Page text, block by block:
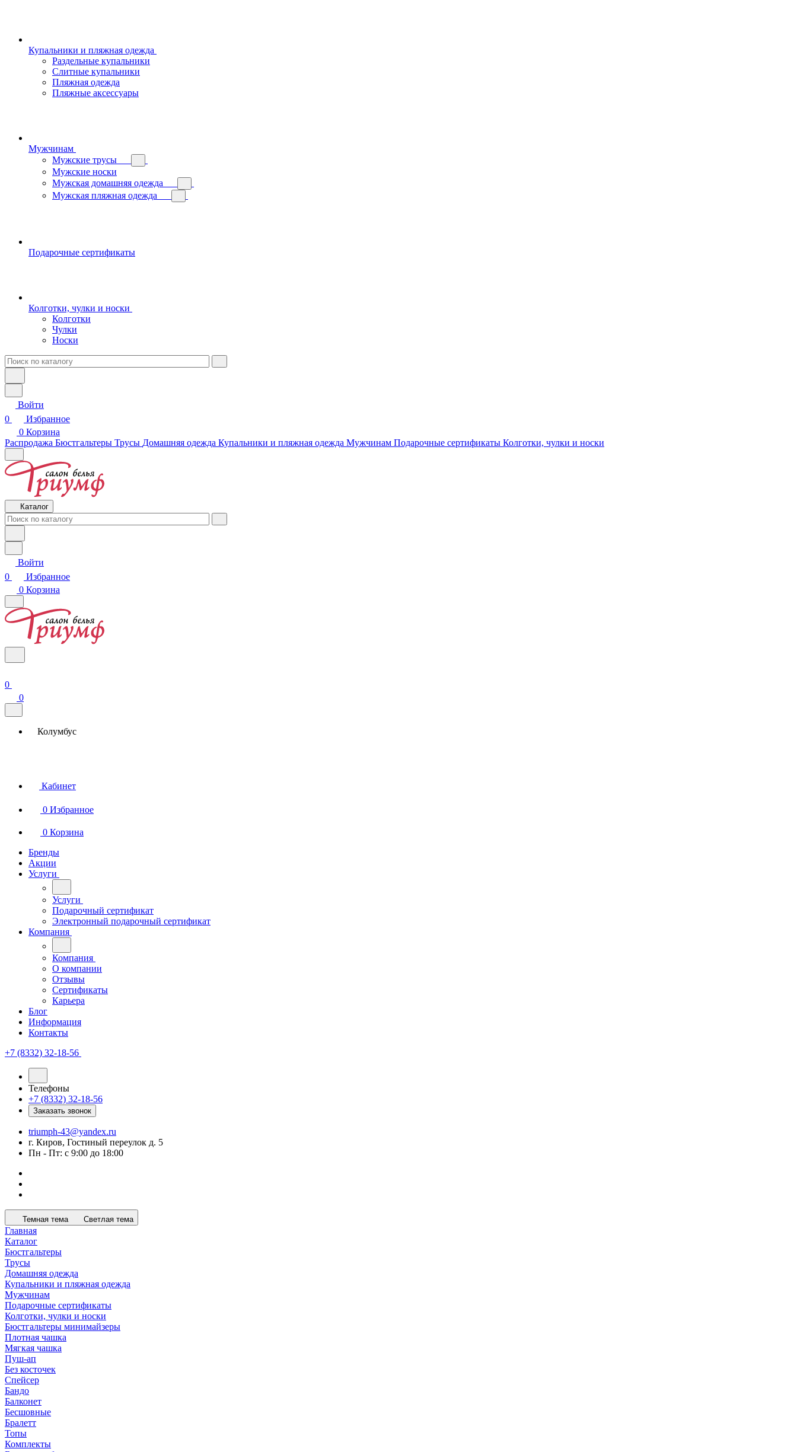
Купальники и пляжная одежда
Раздельные купальники
Слитные купальники
Пляжная одежда
Пляжные аксессуары
Мужчинам
Мужские трусы
Мужские носки
Мужская домашняя одежда
Мужская пляжная одежда
Подарочные сертификаты
Колготки, чулки и носки
Колготки
Чулки
Носки
Войти
0
Избранное
0 Корзина
Распродажа Бюстгальтеры Трусы Домашняя одежда Купальники и пляжная одежда Мужчинам Подарочные сертификаты Колготки, чулки и носки
Каталог
Войти
0
Избранное
0 Корзина
0
0
Колумбус
Кабинет
0 Избранное
0 Корзина
Бренды
Акции
Услуги
Услуги
Подарочный сертификат
Электронный подарочный сертификат
Компания
Компания
О компании
Отзывы
Сертификаты
Карьера
Блог
Информация
Контакты
+7 (8332) 32-18-56
Телефоны
+7 (8332) 32-18-56
Заказать звонок
triumph-43@yandex.ru
г. Киров, Гостиный переулок д. 5
Пн - Пт: с 9:00 до 18:00
Темная тема Светлая тема
Главная
Каталог
Бюстгальтеры
Трусы
Домашняя одежда
Купальники и пляжная одежда
Мужчинам
Подарочные сертификаты
Колготки, чулки и носки
Бюстгальтеры минимайзеры
Плотная чашка
Мягкая чашка
Пуш-ап
Без косточек
Спейсер
Бандо
Балконет
Бесшовные
Бралетт
Топы
Комплекты